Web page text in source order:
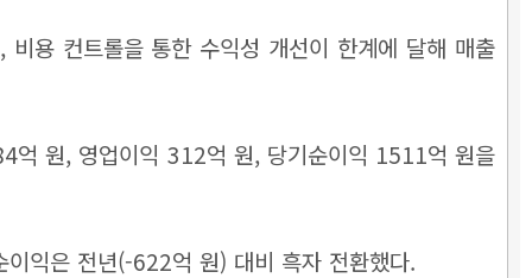
용 컨트롤을 통한 수익성 개선이 한계에 달해 매출
억 원, 영업이익 312억 원, 당기순이익 1511억 원을
익은 전년(-622억 원) 대비 흑자 전환했다.